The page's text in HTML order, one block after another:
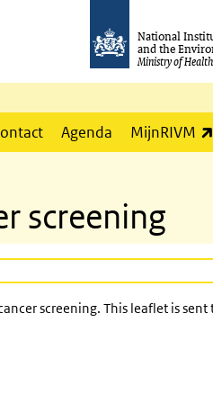
National
and the
Ministry of
Agenda MijnRIVM
screening
screening. This leaflet is